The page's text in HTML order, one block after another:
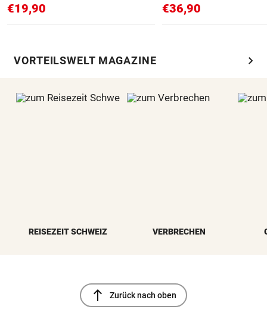
€19,90 €36,90
VORTEILSWELT MAGAZINE chevron_right
REISEZEIT SCHWEIZ VERBRECHEN
north Zurück nach oben